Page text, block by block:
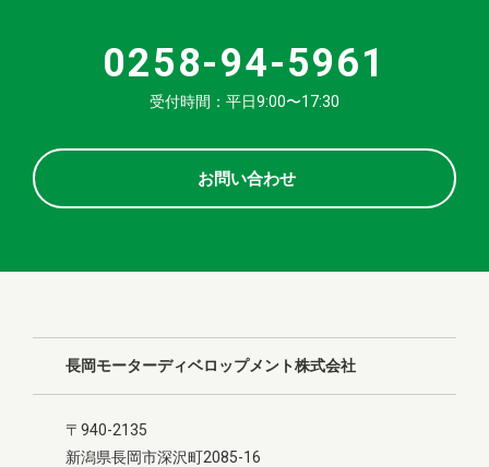
0258-94-5961
受付時間：平日9:00〜17:30
お問い合わせ
長岡モーターディベロップメント株式会社
〒940-2135
新潟県長岡市深沢町2085-16